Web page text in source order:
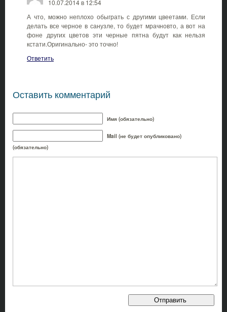
10.07.2014 в 12:54
А что, можно неплохо обыграть с другими цвеетами. Если
делать все черное в санузле, то будет мрачновто, а вот на
фоне других цветов эти черные пятна будут как нельзя
кстати.Оригинально- это точно!
Ответить
Оставить комментарий
Имя (обязательно)
Mail (не будет опубликовано)
(обязательно)